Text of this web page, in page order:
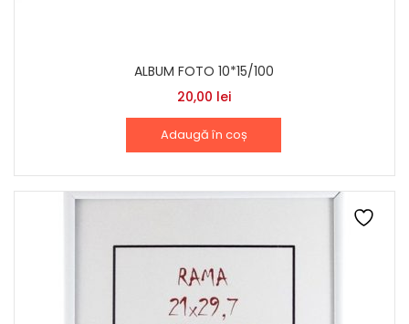
ALBUM FOTO 10*15/100
20,00 lei
Adaugă în coș